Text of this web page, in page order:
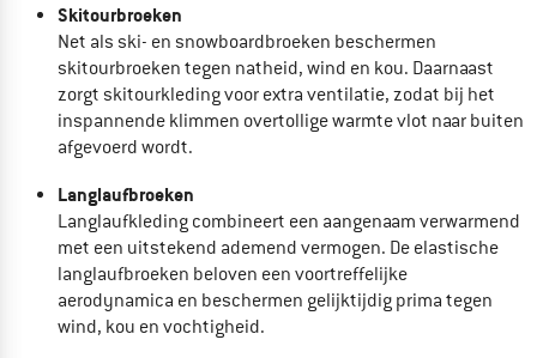
Skitourbroeken
Net als ski- en snowboardbroeken beschermen
skitourbroeken tegen natheid, wind en kou. Daarnaast
zorgt skitourkleding voor extra ventilatie, zodat bij het
inspannende klimmen overtollige warmte vlot naar buiten
afgevoerd wordt.
Langlaufbroeken
Langlaufkleding combineert een aangenaam verwarmend
met een uitstekend ademend vermogen. De elastische
langlaufbroeken beloven een voortreffelijke
aerodynamica en beschermen gelijktijdig prima tegen
wind, kou en vochtigheid.